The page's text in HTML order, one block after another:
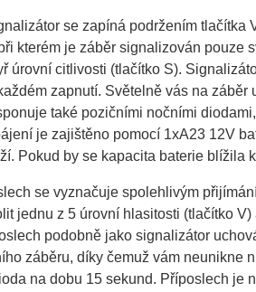
se zapíná podržením
kterém je záběr signalizován pouze
úrovní citlivosti (tlačítko S).
zapnutí. Světelně vás na
také pozičními nočními
je zajištěno pomocí 1xA23 12V
Pokud by se kapacita baterie blížila
se vyznačuje spolehlivým
jednu z 5 úrovní hlasitosti (tlačítko
podobně jako signalizátor
záběru, díky čemuž vám neunikne
na dobu 15 sekund. Příposlech je